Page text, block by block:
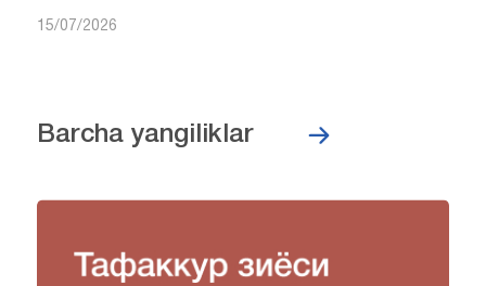
15/07/2026
Barcha yangiliklar